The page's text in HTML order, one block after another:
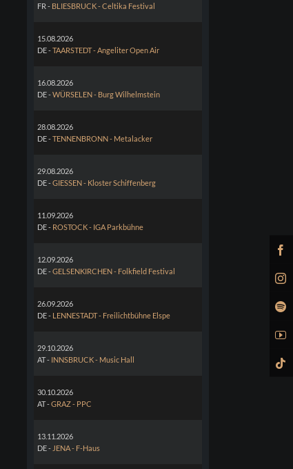
FR - BLIESBRUCK - Celtika Festival
15.08.2026
DE -TAARSTEDT - Angeliter Open Air
16.08.2026
DE -WÜRSELEN - Burg Wilhelmstein
28.08.2026
DE -TENNENBRONN - Metalacker
29.08.2026
DE -GIESSEN - Kloster Schiffenberg
11.09.2026
DE - ROSTOCK - IGA Parkbühne
12.09.2026
DE -GELSENKIRCHEN - Folkfield Festival
26.09.2026
DE - LENNESTADT - Freilichtbühne Elspe
29.10.2026
AT - INNSBRUCK - Music Hall
30.10.2026
AT -GRAZ - PPC
13.11.2026
DE - JENA - F-Haus